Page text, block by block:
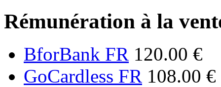
Rémunération à la
BforBank FR 120.00 €
GoCardless FR 108.00 €